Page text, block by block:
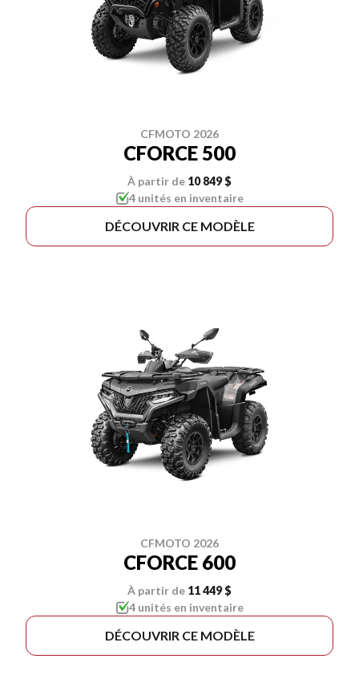
CFMOTO 2026
CFORCE 500
À partir de 10 849 $
4 unités en inventaire
DÉCOUVRIR CE MODÈLE
CFMOTO 2026
CFORCE 600
À partir de 11 449 $
4 unités en inventaire
DÉCOUVRIR CE MODÈLE